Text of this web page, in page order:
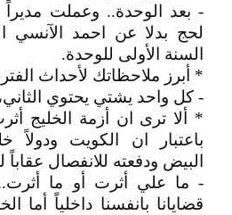
- بعد الوحدة.. وعملت
لحج بدلا عن احمد الآنسي
السنة الأولى للوحدة.
* أبرز ملاحظاتك لأحداث الفترة
- كل واحد يشتي يحتوي
* ألا ترى ان أزمة الخليج
باعتبار ان الكويت
البيض ودفعته للانفصال عقاباً
- ما علي أثرت أو ما
قضايانا بانفسنا داخلياً أما